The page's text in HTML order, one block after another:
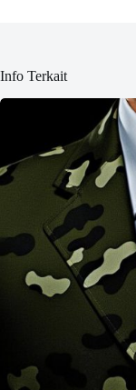
Info Terkait